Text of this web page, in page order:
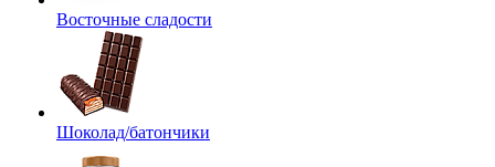
Восточные сладости
Шоколад/батончики